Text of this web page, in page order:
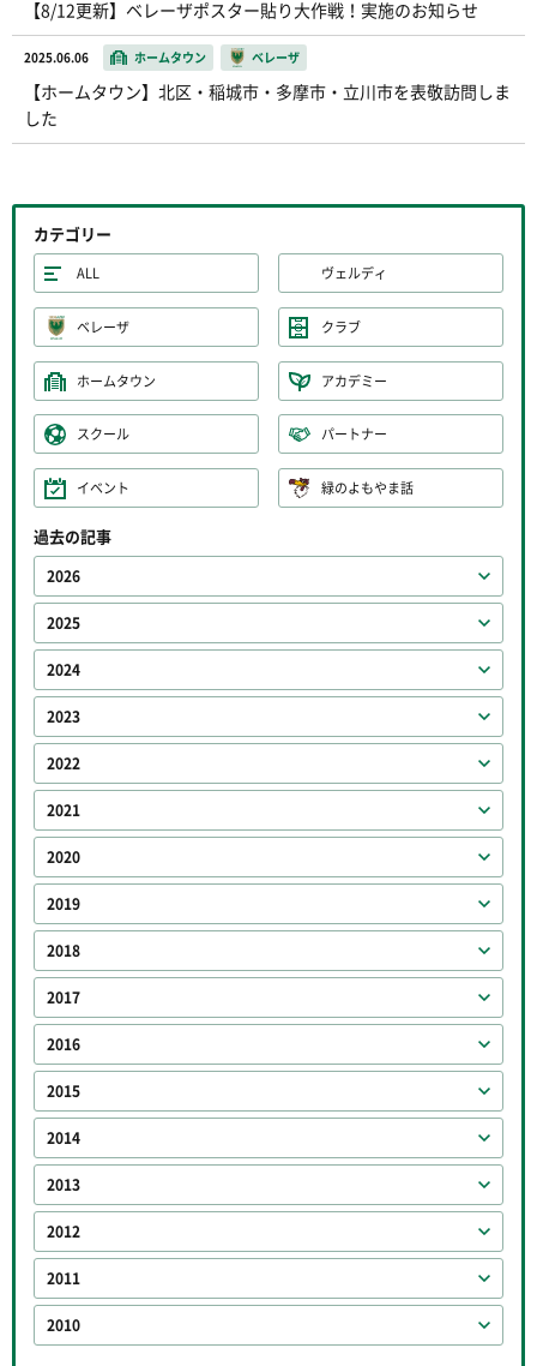
【8/12更新】ベレーザポスター貼り大作戦！実施のお知らせ
2025.06.06 ホームタウン ベレーザ
【ホームタウン】北区・稲城市・多摩市・立川市を表敬訪問しま
した
カテゴリー
ALL ヴェルディ
ベレーザ クラブ
ホームタウン アカデミー
スクール パートナー
イベント 緑のよもやま話
過去の記事
2026
2025
2024
2023
2022
2021
2020
2019
2018
2017
2016
2015
2014
2013
2012
2011
2010